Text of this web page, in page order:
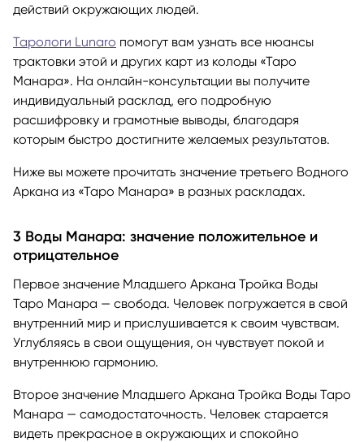
действий окружающих людей.
Тарологи Lunaro помогут вам узнать все нюансы
трактовки этой и других карт из колоды «Таро
Манара». На онлайн-консультации вы получите
индивидуальный расклад, его подробную
расшифровку и грамотные выводы, благодаря
которым быстро достигните желаемых результатов.
Ниже вы можете прочитать значение третьего Водного
Аркана из «Таро Манара» в разных раскладах.
3 Воды Манара: значение положительное и
отрицательное
Первое значение Младшего Аркана Тройка Воды
Таро Манара — свобода. Человек погружается в свой
внутренний мир и прислушивается к своим чувствам.
Углубляясь в свои ощущения, он чувствует покой и
внутреннюю гармонию.
Второе значение Младшего Аркана Тройка Воды Таро
Манара — самодостаточность. Человек старается
видеть прекрасное в окружающих и спокойно